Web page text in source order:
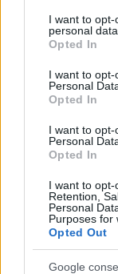
not limited to
grant or deny
use your data for
consent section.
I want to
personal data.
Opted In
I want to
Personal
Opted In
I want to
Personal
Opted In
I want to opt-
Retention,
Personal
Purposes for
Opted Out
Google
A
habzó szájjal
erőszakoló
mely nem
Bozótharc
Városligetben